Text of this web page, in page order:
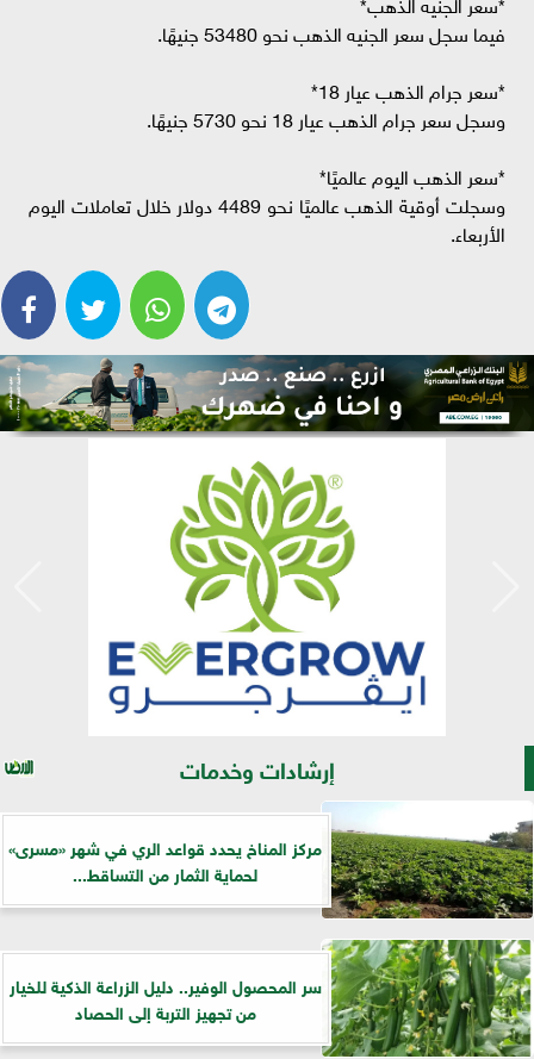
فيما سجل سعر الجنيه الذهب نحو 53480 جنيهًا.
*سعر جرام الذهب عيار 18*
وسجل سعر جرام الذهب عيار 18 نحو 5730 جنيهًا.
*سعر الذهب اليوم عالميًا*
وسجلت أوقية الذهب عالميًا نحو 4489 دولار خلال تعاملات اليوم
الأربعاء.
إرشادات وخدمات
مركز المناخ يحدد قواعد الري في شهر «مسرى»
لحماية الثمار من التساقط...
سر المحصول الوفير.. دليل الزراعة الذكية للخيار
من تجهيز التربة إلى الحصاد